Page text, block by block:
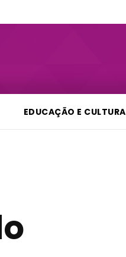
EDUCAÇÃO E CULTURA